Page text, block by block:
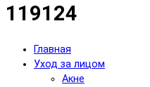
119124
Главная
Уход за лицом
Акне